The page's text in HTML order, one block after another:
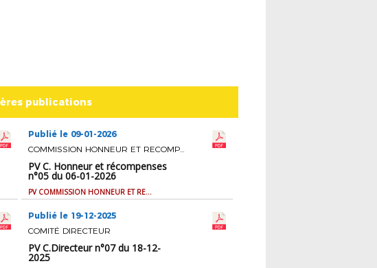
publications
Publié le 09-01-2026
COMMISSION HONNEUR ET RECOMPENSES
PV C. Honneur et récompenses
n°05 du 06-01-2026
PV COMMISSION HONNEUR ET RECOMPENSES
Publié le 19-12-2025
COMITÉ DIRECTEUR
PV C.Directeur n°07 du 18-12-
2025